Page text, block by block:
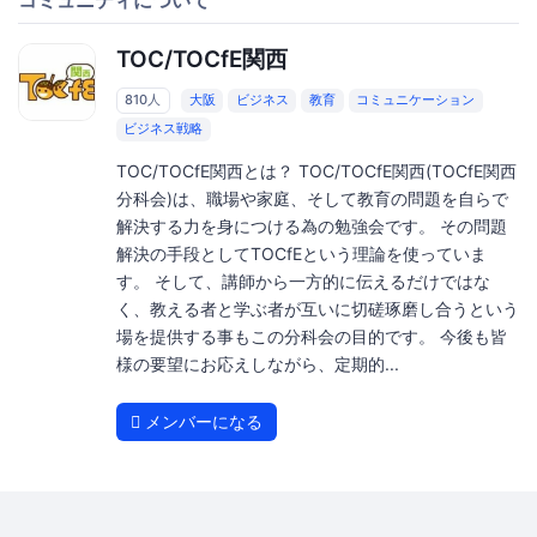
TOC/TOCfE関西
810人 大阪 ビジネス 教育
コミュニケーション
ビジネス戦略
TOC/TOCfE関西とは？ TOC/TOCfE関西(TOCfE関西
分科会)は、職場や家庭、そして教育の問題を自らで
解決する力を身につける為の勉強会です。 その問題
解決の手段としてTOCfEという理論を使っていま
す。 そして、講師から一方的に伝えるだけではな
く、教える者と学ぶ者が互いに切磋琢磨し合うという
場を提供する事もこの分科会の目的です。 今後も皆
様の要望にお応えしながら、定期的...
メンバーになる